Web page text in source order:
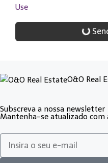
Use
O&O Real
Subscreva a nossa newsletter
Mantenha-se atualizado